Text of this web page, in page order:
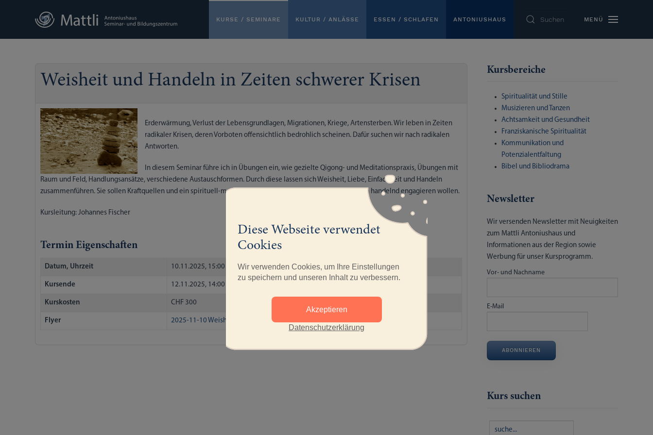
KURSE / SEMINARE KULTUR / ANLÄSSE ESSEN / SCHLAFEN ANTONIUSHAUS MENÜ
Weisheit und Handeln in Zeiten schwerer Krisen
Erderwärmung, Verlust der Lebensgrundlagen, Migrationen, Kriege, Artensterben. Wir leben in Zeiten
radikaler Krisen, deren Vorboten offensichtlich bedrohlich scheinen. Dafür suchen wir nach radikalen
Antworten.
In diesem Seminar führe ich in Übungen ein, wie gezielte Qigong- und Meditationspraxis, Übungen mit
Raum und Feld, Handlungsansätze, verschiedene Austauschformen. Durch diese lassen sich Weisheit, Liebe, Einfachheit und Handeln
zusammenführen. Sie sollen Kraftquellen und ein spirituell-moralischer Kompass für Menschen sein, die sich handelnd engagieren wollen.
Kursleitung: Johannes Fischer
Termin Eigenschaften
Datum, Uhrzeit 10.11.2025, 15:00 Uhr
Kursende 12.11.2025, 14:00 Uhr
Kurskosten CHF 300
Flyer 2025-11-10 Weisheit und Handeln in schweren Krisen.pdf
Kursbereiche
Spiritualität und Stille
Musizieren und Tanzen
Achtsamkeit und Gesundheit
Franziskanische Spiritualität
Kommunikation und
Potenzialentfaltung
Bibel und Bibliodrama
Newsletter
Wir versenden Newsletter mit Neuigkeiten
zum Mattli Antoniushaus und
Informationen aus der Region sowie
Werbung für unser Kursprogramm.
Vor- und Nachname
E-Mail
ABONNIEREN
Kurs suchen
Diese Webseite verwendet
Cookies
Wir verwenden Cookies, um Ihre Einstellungen
zu speichern und unseren Inhalt zu verbessern.
Akzeptieren
Datenschutzerklärung